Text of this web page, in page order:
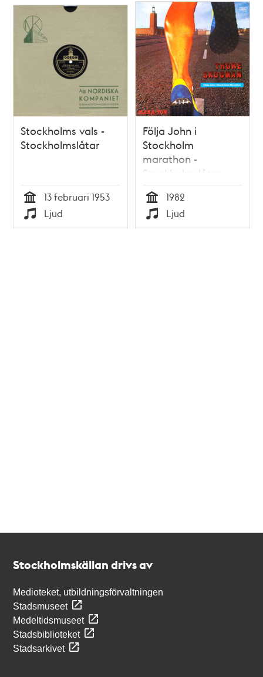
Stockholms vals -
Stockholmslåtar
Tid
13 februari 1953
Typ
Ljud
Följa John i
Stockholm
marathon -
Stockholmslåtar
Tid
1982
Typ
Ljud
Stockholmskällan drivs av
Medioteket, utbildningsförvaltningen
Stadsmuseet
Medeltidsmuseet
Stadsbiblioteket
Stadsarkivet